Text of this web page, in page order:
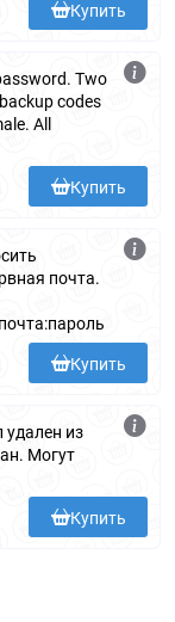
Купить
Two
codes
All
Купить
почта.
Купить
из
Могут
Купить